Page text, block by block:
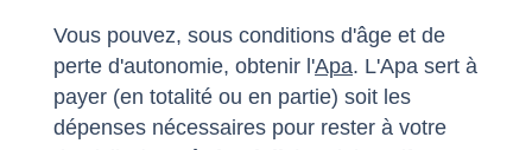
Vous pouvez, sous conditions d'âge et de
perte d'autonomie, obtenir l'Apa. L'Apa sert à
payer (en totalité ou en partie) soit les
dépenses nécessaires pour rester à votre